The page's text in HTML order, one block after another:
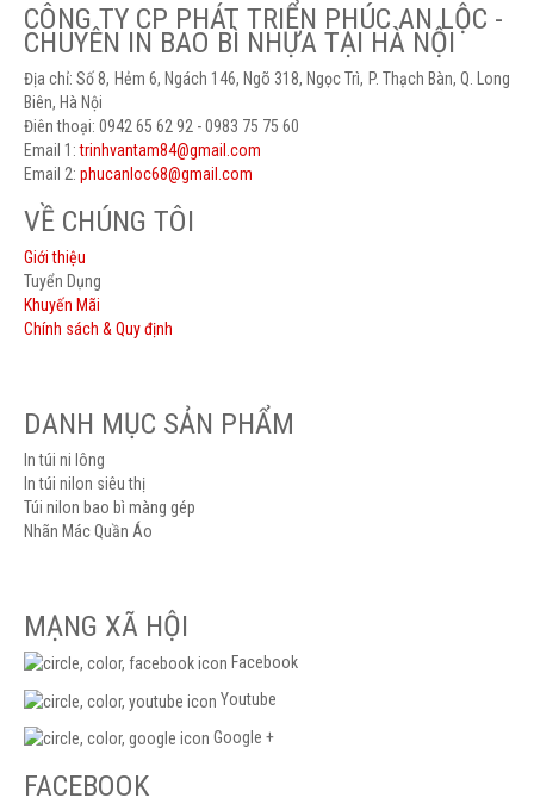
CÔNG TY CP PHÁT TRIỂN PHÚC AN LỘC -
CHUYÊN IN BAO BÌ NHỰA TẠI HÀ NỘI
Địa chỉ: Số 8, Hẻm 6, Ngách 146, Ngõ 318, Ngọc Trì, P. Thạch Bàn, Q. Long
Biên, Hà Nội
Điên thoại: 0942 65 62 92 - 0983 75 75 60
Email 1:trinhvantam84@gmail.com
Email 2: phucanloc68@gmail.com
VỀ CHÚNG TÔI
Giới thiệu
Tuyển Dụng
Khuyến Mãi
Chính sách & Quy định
DANH MỤC SẢN PHẨM
In túi ni lông
In túi nilon siêu thị
Túi nilon bao bì màng gép
Nhãn Mác Quần Áo
MẠNG XÃ HỘI
Facebook
Youtube
Google +
FACEBOOK